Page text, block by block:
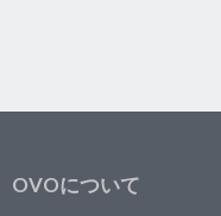
OVOについて